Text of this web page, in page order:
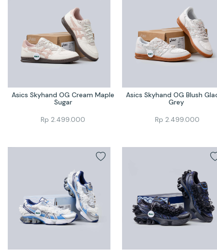
Asics Skyhand OG Cream Maple
Sugar
Rp 2.499.000
Asics Skyhand OG Blush
Grey
Rp 2.499.000